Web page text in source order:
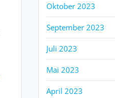
Oktober 2023
September 2023
Juli 2023
Mai 2023
April 2023